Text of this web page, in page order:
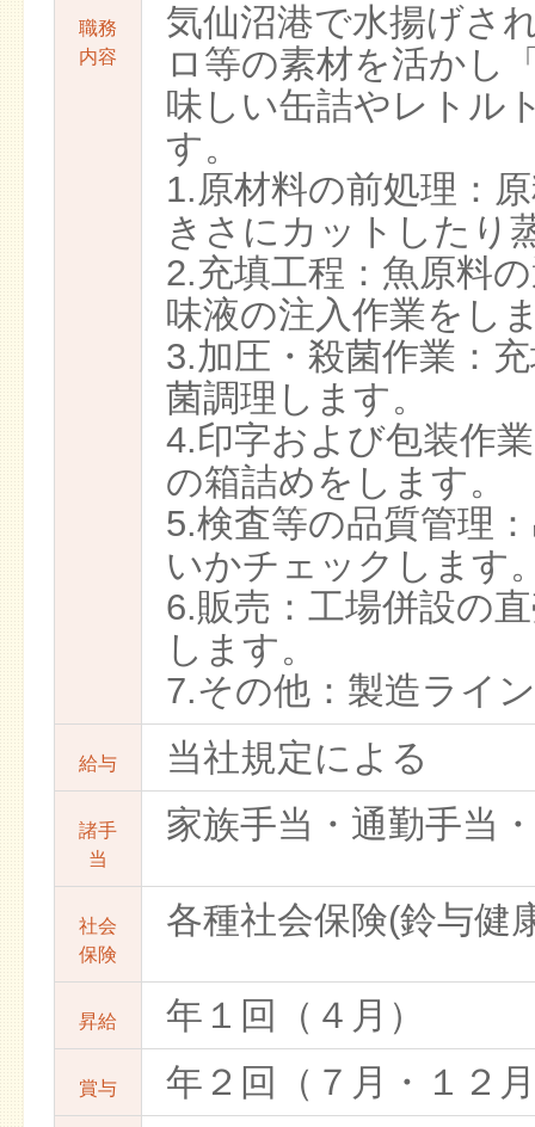
職務
内容
気仙沼港で水揚げさ
ロ等の素材を活かし
味しい缶詰やレトル
す。
1.原材料の前処理：
きさにカットしたり
2.充填工程：魚原料
味液の注入作業をし
3.加圧・殺菌作業：
菌調理します。
4.印字および包装作
の箱詰めをします。
5.検査等の品質管理
いかチェックします
6.販売：工場併設の
します。
7.その他：製造ライ
給与 当社規定による
諸手
当
家族手当・通勤手当
社会
保険
各種社会保険(鈴与健
昇給 年１回（４月）
賞与 年２回（７月・１２